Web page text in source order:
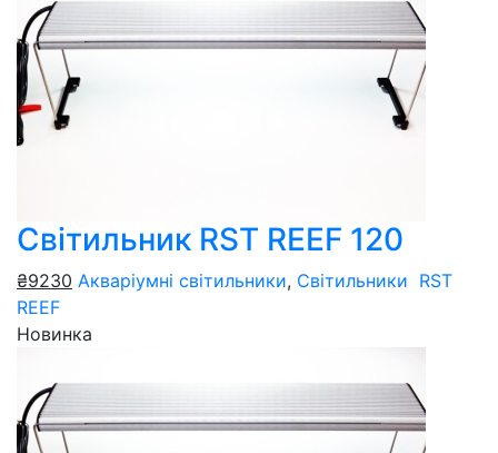
Світильник RST REEF 120
₴9230 Акваріумні світильники, Світильники RST
REEF
Новинка